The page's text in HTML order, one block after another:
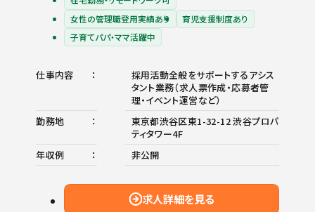
女性の管理職登用実績あり
育児支援制度あり
子育てパパ・ママ活躍中
仕事内容
採用活動全般をサポートするアシス
タント業務（求人票作成・応募者管
理・イベント運営など）
勤務地
東京都渋谷区東1-32-12 渋谷プロパ
ティタワー4F
年収例
非公開
求人詳細を見る